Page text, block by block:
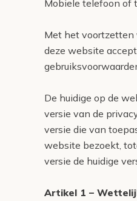
Mobiele telefoon of
Met het voortzetten
deze website
De huidige op de
versie van de
versie die van
website bezoekt,
versie de huidige
Artikel 1 –